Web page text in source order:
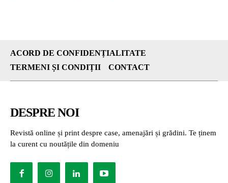
ACORD DE CONFIDENȚIALITATE
TERMENI ȘI CONDIȚII
CONTACT
DESPRE NOI
Revistă online și print despre case, amenajări și grădini. Te ținem
la curent cu noutățile din domeniu